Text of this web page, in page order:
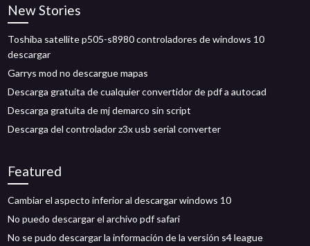
New Stories
Toshiba satellite p505-s8980 controladores de windows 10
descargar
Garrys mod no descargue mapas
Descarga gratuita de cualquier convertidor de pdf a autocad
Descarga gratuita de mj demarco sin script
Descarga del controlador z3x usb serial converter
Featured
Cambiar el aspecto inferior al descargar windows 10
No puedo descargar el archivo pdf safari
No se pudo descargar la información de la versión s4 league